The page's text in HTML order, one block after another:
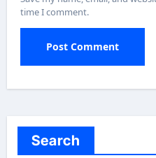
time I comment.
Search